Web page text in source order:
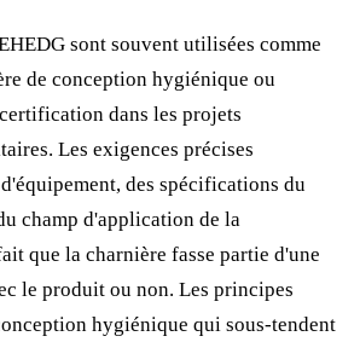
sont souvent utilisées comme
de conception hygiénique ou
dans les projets
Les exigences précises
des spécifications du
champ d'application de la
que la charnière fasse partie d'une
le produit ou non. Les principes
hygiénique qui sous-tendent